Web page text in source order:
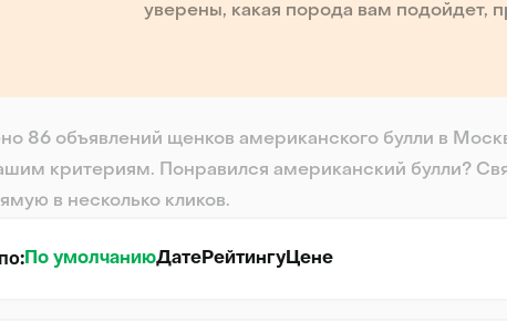
уверены, какая порода вам подойдет,
По умолчаниюДатеРейтингуЦене
86 объявлений щенков американского булли в
критериям. Понравился американский булли?
в несколько кликов.